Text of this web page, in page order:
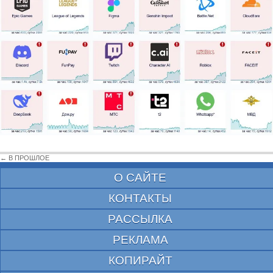
← В ПРОШЛОЕ
О САЙТЕ
КОНТАКТЫ
РАССЫЛКА
РЕКЛАМА
КОПИРАЙТ